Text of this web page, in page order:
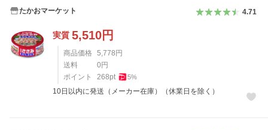
たかおマーケット 4.71
実質 5,510円
商品価格 5,778 円
送料
0 円
ポイント
268pt 5%
10日以内に発送（メーカー在庫）（休業日を除く）